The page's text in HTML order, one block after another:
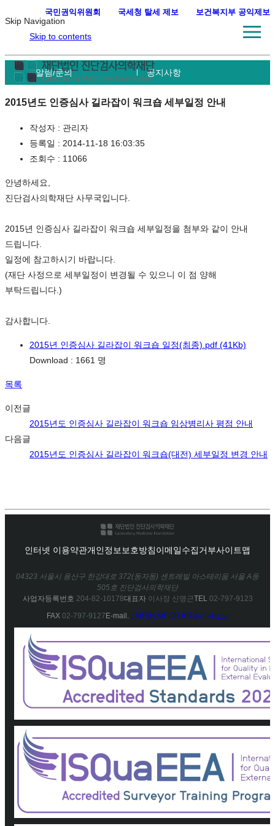
Skip Navigation
Skip to contents
알림/문의 공지사항
2015년도 인증심사 길라잡이 워크숍 세부일정 안내
작성자 : 관리자
등록일 : 2014-11-18 16:03:35
조회수 : 11066
안녕하세요,
진단검사의학재단 사무국입니다.
2015년 인증심사 길라잡이 워크숍 세부일정을 첨부와 같이 안내
드립니다.
일정에 참고하시기 바랍니다.
(재단 사정으로 세부일정이 변경될 수 있으니 이 점 양해
부탁드립니다.)
감사합니다.
2015년 인증심사 길라잡이 워크숍 일정(최종).pdf (41Kb)
Download : 1661 명
목록
이전글
2015년도 인증심사 길라잡이 워크숍 임상병리사 평점 안내
다음글
2015년도 인증심사 길라잡이 워크숍(대전) 세부일정 변경 안내
국민권익위원회 국세청 탈세 제보 보건복지부 공익제보
인터넷 이용약관개인정보보호방침이메일수집거부사이트맵
04323 서울시 용산구 한강대로 372(동자동) 센트레빌 아스테리움 서울 A동
505호 진단검사의학재단
사업자등록번호 204-82-10178대표자이사장 신명근TEL 02-797-9123
FAX 02-797-9127E-mail. LMF@LMF.OR.KR관리자모드